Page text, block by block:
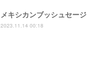
メキシカンブッシュセージ
2023.11.14 00:18